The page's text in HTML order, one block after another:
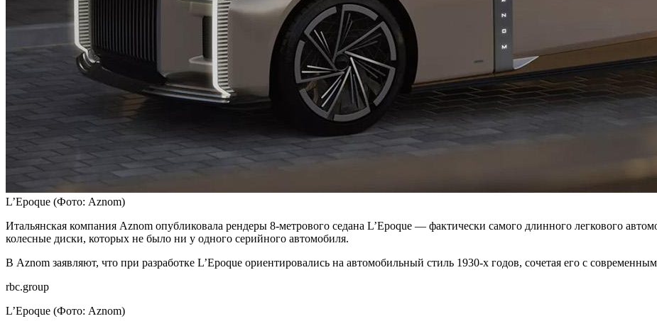
L’Epoque (Фото: Aznom)
Итальянская компания Aznom опубликовала рендеры 8-метрового седана L’Epoque — фактически самого длинного легкового
колесные диски, которых не было ни у одного серийного автомобиля.
В Aznom заявляют, что при разработке L’Epoque ориентировались на автомобильный стиль 1930-х годов, сочетая его с
rbc.group
L’Epoque (Фото: Aznom)